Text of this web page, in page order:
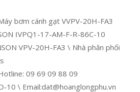
bơm cánh gạt VVPV-20H-FA3
IVPQ1-17-AM-F-R-86C-10
VPV-20H-FA3 \ Nhà phân phối
09 69 09 88 09
10 \ Email:dat@hoanglongphu.vn